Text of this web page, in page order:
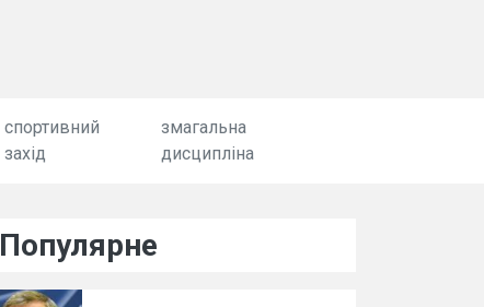
спортивний
захід
змагальна
дисципліна
Популярне